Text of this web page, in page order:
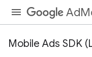
Mobile Ads SDK